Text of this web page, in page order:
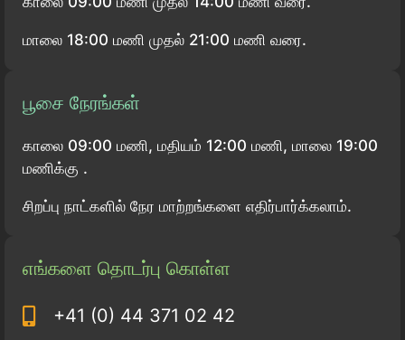
மாலை 18:00 மணி முதல் 21:00 மணி வரை.
பூசை நேரங்கள்
காலை 09:00 மணி, மதியம் 12:00 மணி, மாலை 19:00
மணிக்கு .
சிறப்பு நாட்களில் நேர மாற்றங்களை எதிர்பார்க்கலாம்.
எங்களை தொடர்பு கொள்ள
+41 (0) 44 371 02 42